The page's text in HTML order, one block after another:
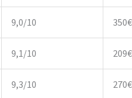
9,0/10
9,1/10
9,3/10